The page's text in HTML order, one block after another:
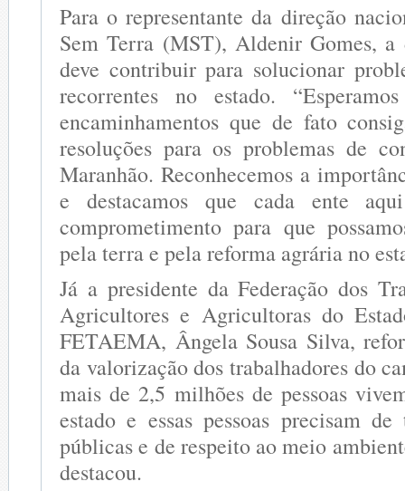
Para o representante da direção
Sem Terra (MST), Aldenir Gomes, a
deve contribuir para solucionar
recorrentes no estado.
encaminhamentos que de fato
resoluções para os problemas de
Maranhão. Reconhecemos a
e destacamos que cada ente
comprometimento para que
pela terra e pela reforma agrária no
Já a presidente da Federação dos
Agricultores e Agricultoras do
FETAEMA, Ângela Sousa Silva,
da valorização dos trabalhadores do
mais de 2,5 milhões de pessoas
estado e essas pessoas precisam
públicas e de respeito ao meio
destacou.